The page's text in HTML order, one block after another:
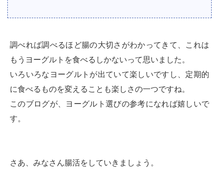
調べれば調べるほど腸の大切さがわかってきて、これは
もうヨーグルトを食べるしかないって思いました。
いろいろなヨーグルトが出ていて楽しいですし、定期的
に食べるものを変えることも楽しさの一つですね。
このブログが、ヨーグルト選びの参考になれば嬉しいで
す。
さあ、みなさん腸活をしていきましょう。